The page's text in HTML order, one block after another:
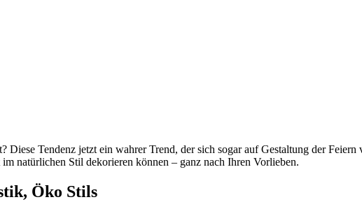
Tendenz jetzt ein wahrer Trend, der sich sogar auf Gestaltung der
im natürlichen Stil dekorieren können – ganz nach Ihren Vorlieben.
Öko Stils